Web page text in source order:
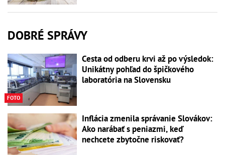
DOBRÉ SPRÁVY
FOTO
Cesta od odberu krvi až po výsledok:
Unikátny pohľad do špičkového
laboratória na Slovensku
Inflácia zmenila správanie Slovákov:
Ako narábať s peniazmi, keď
nechcete zbytočne riskovať?